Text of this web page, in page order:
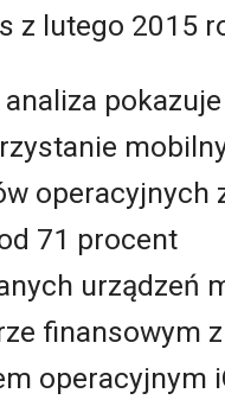
z lutego 2015
analiza
operacyjnych
71 procent
urządzeń
finansowym z
operacyjnym